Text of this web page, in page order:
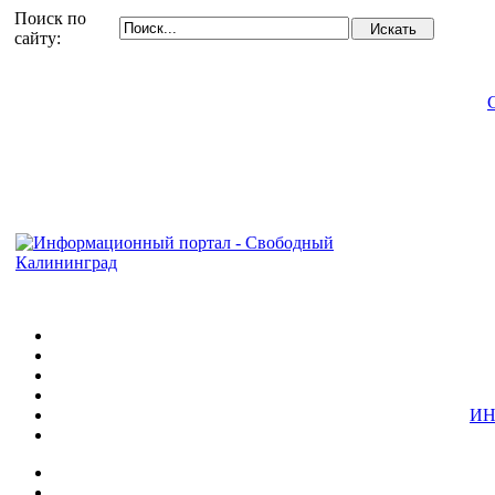
Поиск по
сайту: